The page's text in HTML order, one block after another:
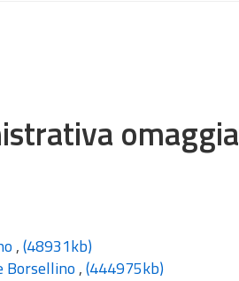
omaggia
,(48931kb)
Borsellino ,(444975kb)